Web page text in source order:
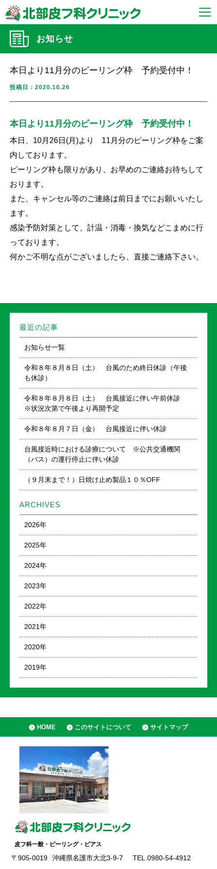
お知らせ
本日より11月分のピーリング枠 予約受付中！
投稿日：2020.10.26
本日より11月分のピーリング枠 予約受付中！
本日、10月26日(月)より 11月分のピーリング枠をご案
内しております。
ピーリング枠も限りがあり、お早めのご連絡お待ちして
おります。
また、キャンセル等のご連絡は前日までにお願いいたし
ます。
感染予防対策として、計温・消毒・換気などこまめに行
っております。
何かご不明な点がございましたら、直接ご連絡下さい。
最近の記事
お知らせ一覧
令和８年８月８日（土） 台風のため終日休診（午後
も休診）
令和８年８月８日（土） 台風接近に伴い午前休診
※状況次第で午後より再開予定
令和８年８月７日（金） 台風接近に伴い休診
台風接近時における診療について ※公共交通機関
（バス）の運行停止に伴い休診
（９月末まで！）日焼け止め製品１０％OFF
ARCHIVES
2026年
2025年
2024年
2023年
2022年
2021年
2020年
2019年
HOME このサイトについて サイトマップ
皮フ科一般・ピーリング・ピアス
〒905-0019 沖縄県名護市大北3-9-7 TEL.0980-54-4912